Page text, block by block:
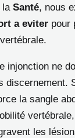
la Santé, nous
a eviter pour
injonction ne
discernement.
la sangle
les